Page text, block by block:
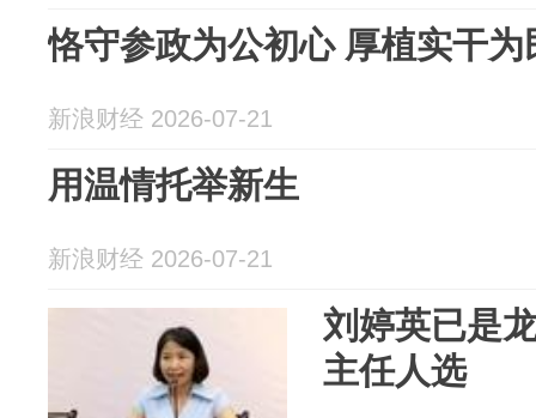
恪守参政为公初心 厚植实干为
新浪财经 2026-07-21
用温情托举新生
新浪财经 2026-07-21
刘婷英已是
主任人选